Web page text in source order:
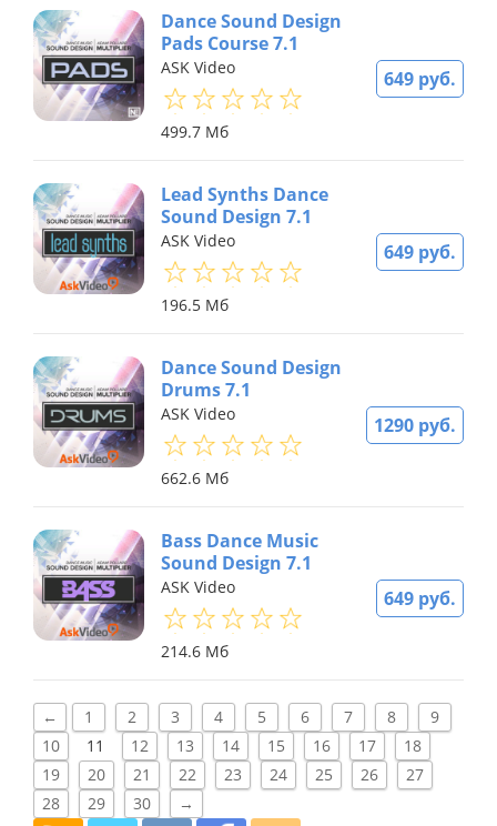
649 руб.
Dance Sound Design
Pads Course 7.1
ASK Video
499.7 Мб
649 руб.
Lead Synths Dance
Sound Design 7.1
ASK Video
196.5 Мб
1290 руб.
Dance Sound Design
Drums 7.1
ASK Video
662.6 Мб
649 руб.
Bass Dance Music
Sound Design 7.1
ASK Video
214.6 Мб
← 1 2 3 4 5 6 7 8
9
10
11 12 13 14 15 16 17
18
19
20 21 22 23 24 25 26
27
28
29 30 →